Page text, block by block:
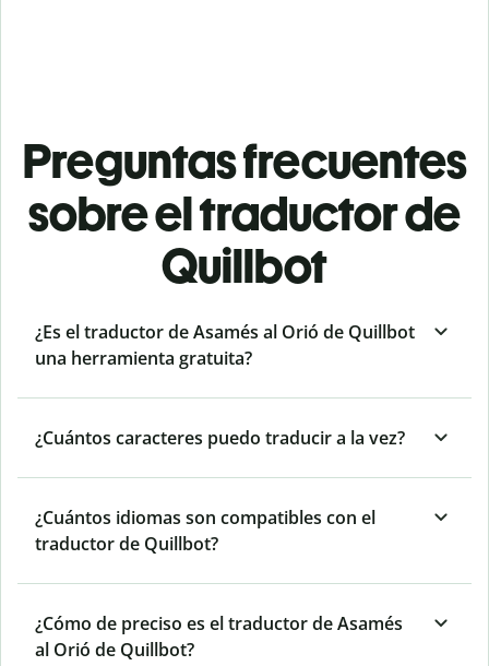
Preguntas frecuentes
sobre el traductor de
Quillbot
¿Es el traductor de Asamés al Orió de Quillbot
una herramienta gratuita?
¿Cuántos caracteres puedo traducir a la vez?
¿Cuántos idiomas son compatibles con el
traductor de Quillbot?
¿Cómo de preciso es el traductor de Asamés
al Orió de Quillbot?